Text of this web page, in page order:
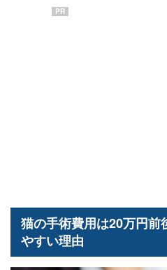
PR
猫の手術費用は20万円前
やすい理由